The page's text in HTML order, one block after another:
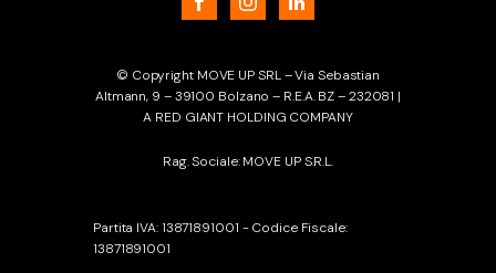
© Copyright MOVE UP SRL – Via Sebastian
Altmann, 9 – 39100 Bolzano – R.E.A. BZ – 232081 |
A RED GIANT HOLDING COMPANY
Rag. Sociale: MOVE UP S.R.L.
Partita IVA: 13871891001 - Codice Fiscale:
13871891001